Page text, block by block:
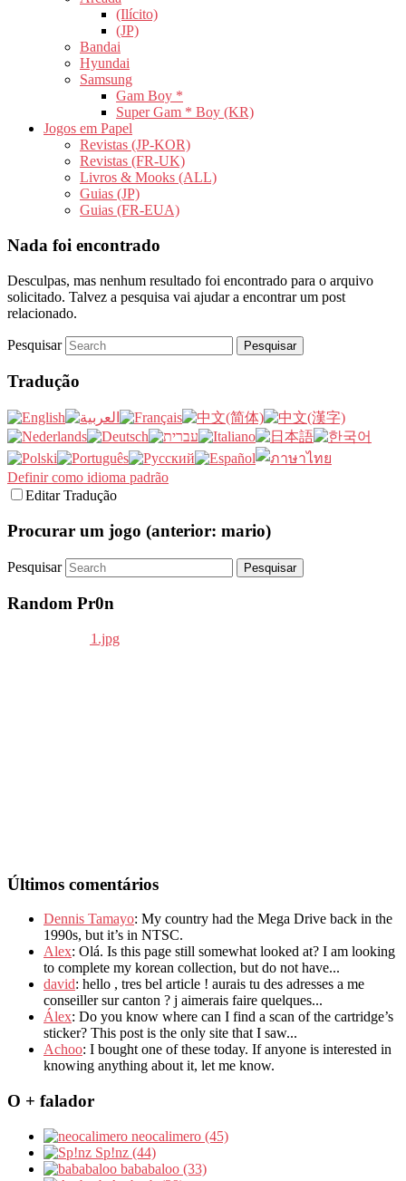
(Ilícito)
(JP)
Bandai
Hyundai
Samsung
Gam Boy *
Super Gam * Boy (KR)
Jogos em Papel
Revistas (JP-KOR)
Revistas (FR-UK)
Livros & Mooks (ALL)
Guias (JP)
Guias (FR-EUA)
Nada foi encontrado
Desculpas, mas nenhum resultado foi encontrado para o arquivo
solicitado. Talvez a pesquisa vai ajudar a encontrar um post
relacionado.
Pesquisar
Tradução
Definir como idioma padrão
Editar Tradução
Procurar um jogo (anterior: mario)
Pesquisar
Random Pr0n
Últimos comentários
Dennis Tamayo: My country had the Mega Drive back in the
1990s, but it’s in NTSC.
Alex: Olá. Is this page still somewhat looked at? I am looking
to complete my korean collection, but do not have...
david: hello , tres bel article ! aurais tu des adresses a me
conseiller sur canton ? j aimerais faire quelques...
Álex: Do you know where can I find a scan of the cartridge’s
sticker? This post is the only site that I saw...
Achoo: I bought one of these today. If anyone is interested in
knowing anything about it, let me know.
O + falador
neocalimero (45)
Sp!nz (44)
bababaloo (33)